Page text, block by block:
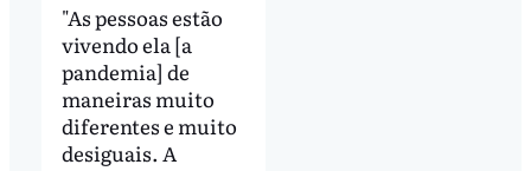
"As pessoas estão
vivendo ela [a
pandemia] de
maneiras muito
diferentes e muito
desiguais. A